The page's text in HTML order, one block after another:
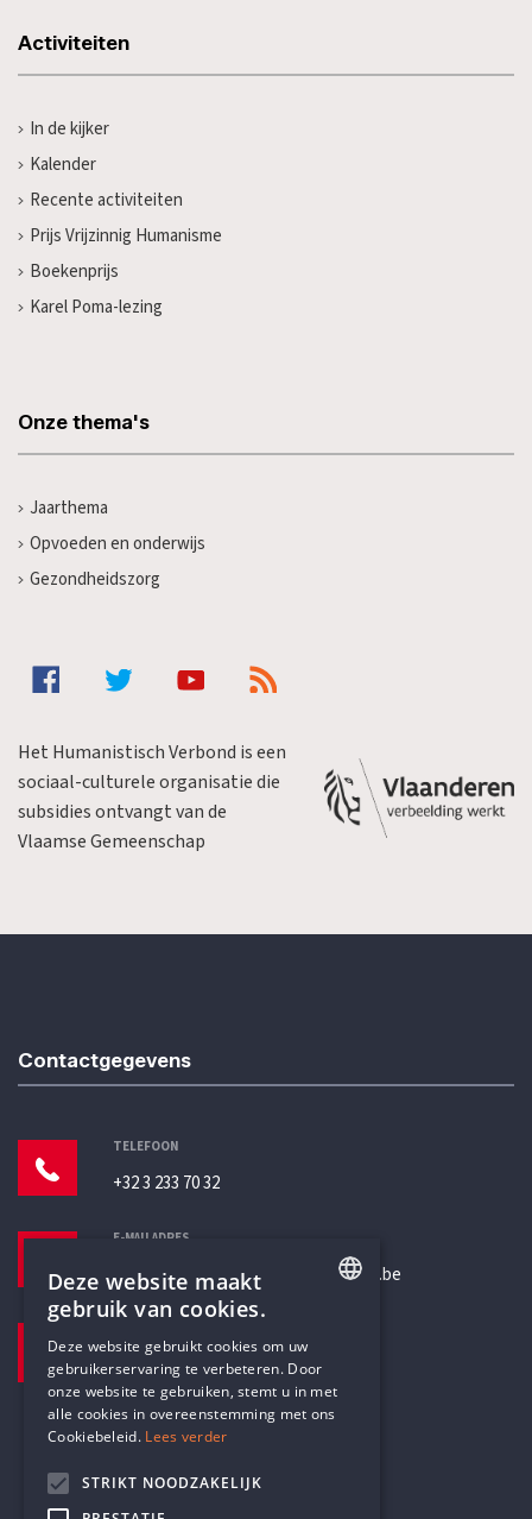
Activiteiten
In de kijker
Kalender
Recente activiteiten
Prijs Vrijzinnig Humanisme
Boekenprijs
Karel Poma-lezing
Onze thema's
Jaarthema
Opvoeden en onderwijs
Gezondheidszorg
Het Humanistisch Verbond is een
sociaal-culturele organisatie die
subsidies ontvangt van de
Vlaamse Gemeenschap
Contactgegevens
TELEFOON
+32 3 233 70 32
E-MAILADRES
secretariaat@humanistischverbond.be
Pottenbrug 4
Antwerpen, 2000
DUTCH
Deze website maakt
gebruik van cookies.
Deze website gebruikt cookies om uw
gebruikerservaring te verbeteren. Door
onze website te gebruiken, stemt u in met
alle cookies in overeenstemming met ons
Cookiebeleid. Lees verder
STRIKT NOODZAKELIJK